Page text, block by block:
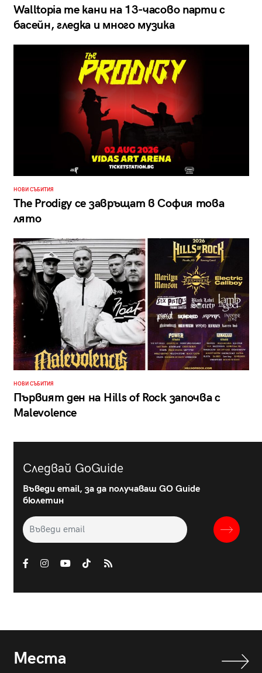
Walltopia те кани на 13-часово парти с
басейн, гледка и много музика
НОВИ СЪБИТИЯ
The Prodigy се завръщат в София това
лято
НОВИ СЪБИТИЯ
Първият ден на Hills of Rock започва с
Malevolence
Следвай GoGuide
Въведи email, за да получаваш GO Guide
бюлетин
Места